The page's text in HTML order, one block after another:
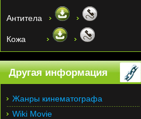
Антитела
Кожа
Другая информация
Жанры кинематографа
Wiki Movie